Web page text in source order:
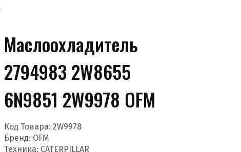
Маслоохладитель
2794983 2W8655
6N9851 2W9978 OFM
Код Товара: 2W9978
Бренд: OFM
Техника: CATERPILLAR